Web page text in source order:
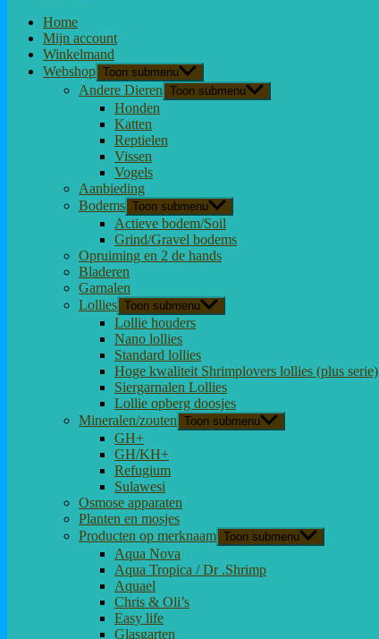
Home
Mijn account
Winkelmand
Webshop Toon submenu
Andere Dieren Toon submenu
Honden
Katten
Reptielen
Vissen
Vogels
Aanbieding
Bodems Toon submenu
Actieve bodem/Soil
Grind/Gravel bodems
Opruiming en 2 de hands
Bladeren
Garnalen
Lollies Toon submenu
Lollie houders
Nano lollies
Standard lollies
Hoge kwaliteit Shrimplovers lollies (plus serie)
Siergarnalen Lollies
Lollie opberg doosjes
Mineralen/zouten Toon submenu
GH+
GH/KH+
Refugium
Sulawesi
Osmose apparaten
Planten en mosjes
Producten op merknaam Toon submenu
Aqua Nova
Aqua Tropica / Dr .Shrimp
Aquael
Chris & Oli’s
Easy life
Glasgarten